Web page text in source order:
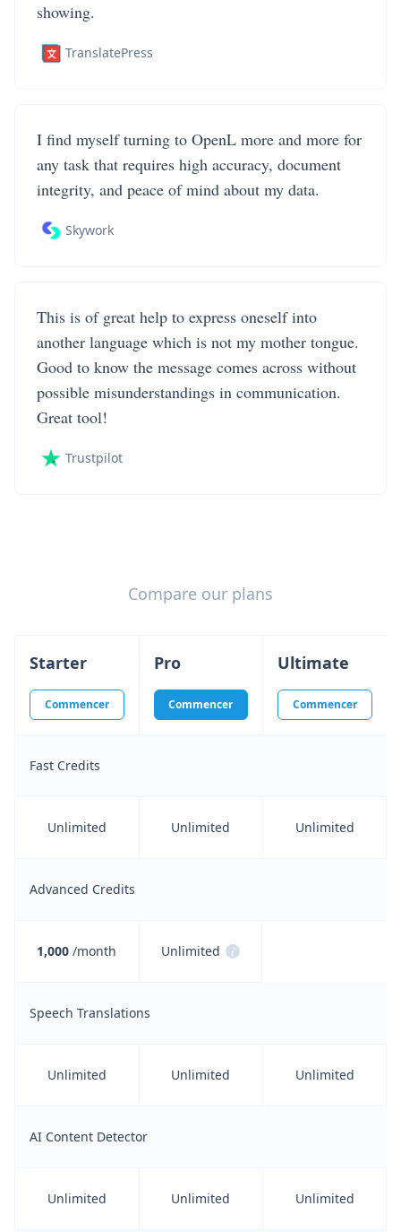
showing.
TranslatePress
I find myself turning to OpenL more and more for
any task that requires high accuracy, document
integrity, and peace of mind about my data.
Skywork
This is of great help to express oneself into
another language which is not my mother tongue.
Good to know the message comes across without
possible misunderstandings in communication.
Great tool!
Trustpilot
Compare our plans
Starter
Commencer
Pro
Commencer
Ultimate
Commencer
Fast Credits
Unlimited Unlimited Unlimited
Advanced Credits
1,000 /month Unlimited i
Speech Translations
Unlimited Unlimited Unlimited
AI Content Detector
Unlimited Unlimited Unlimited